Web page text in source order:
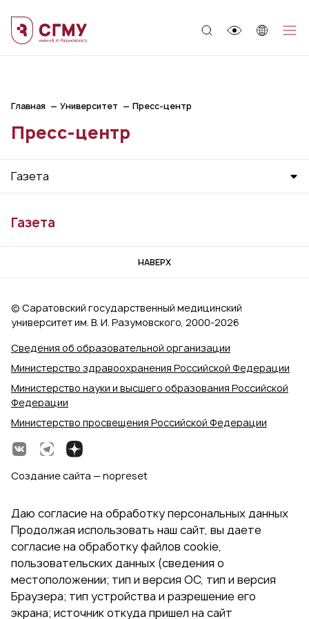
Главная Университет Пресс-центр
Пресс-центр
Газета
Газета
НАВЕРХ
Сведения об образовательной организации
Министерство здравоохранения Российской Федерации
Министерство науки и высшего образования Российской
Федерации
Министерство просвещения Российской Федерации
© Саратовский государственный медицинский
университет им. В. И. Разумовского, 2000‑2026
Создание сайта — nopreset
Даю согласие на обработку персональных данных
Продолжая использовать наш сайт, вы даете
согласие на обработку файлов cookie,
пользовательских данных (сведения о
местоположении; тип и версия ОС, тип и версия
Браузера; тип устройства и разрешение его
экрана; источник откуда пришел на сайт